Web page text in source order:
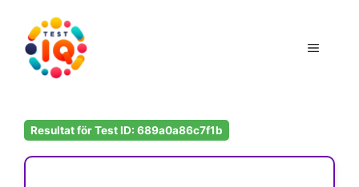
innehåll
Meny
Resultat för Test ID: 689a0a86c7f1b